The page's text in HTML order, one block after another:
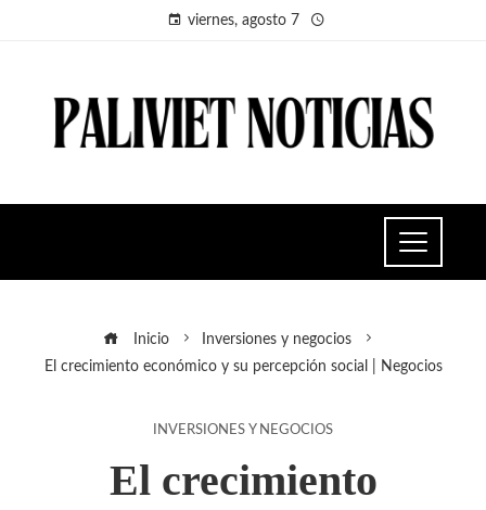
viernes, agosto 7
Inicio
Inversiones y negocios
El crecimiento económico y su percepción social | Negocios
INVERSIONES Y NEGOCIOS
El crecimiento